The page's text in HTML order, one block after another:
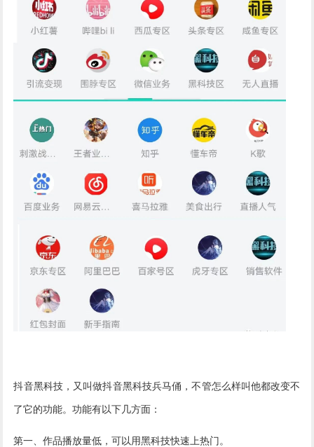
抖音黑科技，又叫做抖音黑科技兵马俑，不管怎么样叫他都改变不
了它的功能。功能有以下几方面：
第一、作品播放量低，可以用黑科技快速上热门。